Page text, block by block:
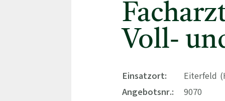
Voll-
Einsatzort:
Eiterfeld
Angebotsnr.:
9070